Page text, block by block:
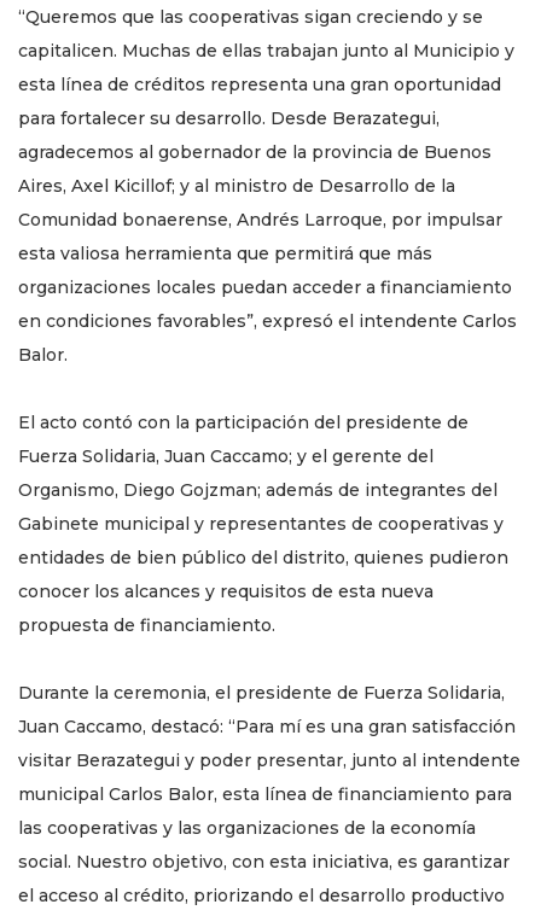
“Queremos que las cooperativas sigan creciendo y se
capitalicen. Muchas de ellas trabajan junto al Municipio y
esta línea de créditos representa una gran oportunidad
para fortalecer su desarrollo. Desde Berazategui,
agradecemos al gobernador de la provincia de Buenos
Aires, Axel Kicillof; y al ministro de Desarrollo de la
Comunidad bonaerense, Andrés Larroque, por impulsar
esta valiosa herramienta que permitirá que más
organizaciones locales puedan acceder a financiamiento
en condiciones favorables”, expresó el intendente Carlos
Balor.
El acto contó con la participación del presidente de
Fuerza Solidaria, Juan Caccamo; y el gerente del
Organismo, Diego Gojzman; además de integrantes del
Gabinete municipal y representantes de cooperativas y
entidades de bien público del distrito, quienes pudieron
conocer los alcances y requisitos de esta nueva
propuesta de financiamiento.
Durante la ceremonia, el presidente de Fuerza Solidaria,
Juan Caccamo, destacó: “Para mí es una gran satisfacción
visitar Berazategui y poder presentar, junto al intendente
municipal Carlos Balor, esta línea de financiamiento para
las cooperativas y las organizaciones de la economía
social. Nuestro objetivo, con esta iniciativa, es garantizar
el acceso al crédito, priorizando el desarrollo productivo